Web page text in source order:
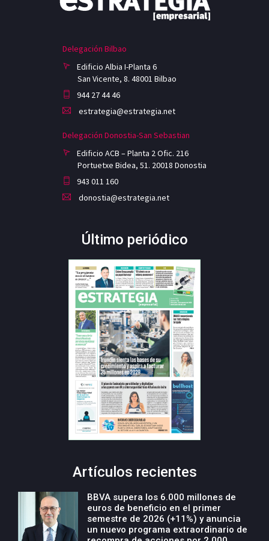
Delegación Bilbao
Edificio Albia I-Planta 6
San Vicente, 8. 48001 Bilbao
944 27 44 46
estrategia@estrategia.net
Delegación Donostia-San Sebastian
Edificio ACB – Planta 2 Ofic. 216
Portuetxe Bidea, 51. 20018 Donostia
943 011 160
donostia@estrategia.net
Último periódico
Artículos recientes
BBVA supera los 6.000 millones de
euros de beneficio en el primer
semestre de 2026 (+11%) y anuncia
un nuevo programa extraordinario de